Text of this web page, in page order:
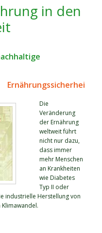
in den
Ernährungssicherheit
Die
Veränderung
der Ernährung
weltweit führt
nicht nur dazu,
dass immer
mehr Menschen
an Krankheiten
wie Diabetes
Typ II oder
industrielle Herstellung von